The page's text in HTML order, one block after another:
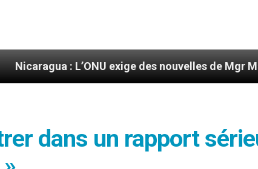
L’ONU exige des nouvelles de Mgr Mata
dans un rapport